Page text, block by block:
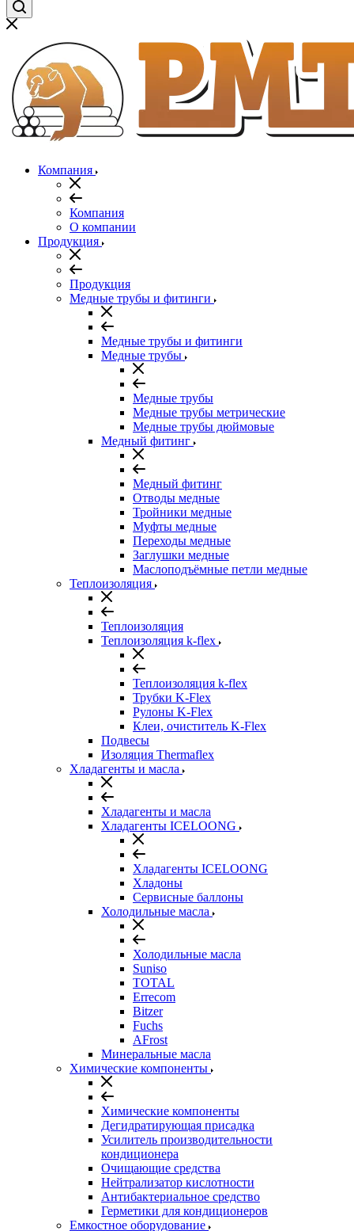
Компания
Компания
О компании
Продукция
Продукция
Медные трубы и фитинги
Медные трубы и фитинги
Медные трубы
Медные трубы
Медные трубы метрические
Медные трубы дюймовые
Медный фитинг
Медный фитинг
Отводы медные
Тройники медные
Муфты медные
Переходы медные
Заглушки медные
Маслоподъёмные петли медные
Теплоизоляция
Теплоизоляция
Теплоизоляция k-flex
Теплоизоляция k-flex
Трубки K-Flex
Рулоны K-Flex
Клеи, очиститель K-Flex
Подвесы
Изоляция Thermaflex
Хладагенты и масла
Хладагенты и масла
Хладагенты ICELOONG
Хладагенты ICELOONG
Хладоны
Сервисные баллоны
Холодильные масла
Холодильные масла
Suniso
TOTAL
Errecom
Bitzer
Fuchs
AFrost
Минеральные масла
Химические компоненты
Химические компоненты
Дегидратирующая присадка
Усилитель производительности
кондиционера
Очищающие средства
Нейтрализатор кислотности
Антибактериальное средство
Герметики для кондиционеров
Емкостное оборудование